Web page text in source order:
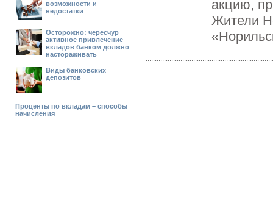
возможности и
недостатки
Осторожно: чересчур
активное привлечение
вкладов банком должно
настораживать
Виды банковских
депозитов
Проценты по вкладам – способы
начисления
акцию,
Жители